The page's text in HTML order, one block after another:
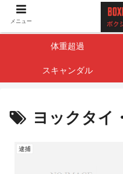
ボクサー・ボクシング界のゴシッ
体重超過
スキャンダル
ヨックタイ
逮捕
メニュー